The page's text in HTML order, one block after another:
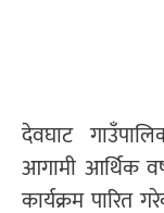
देवघाट
आगामी आर्थिक
कार्यक्रम पारित